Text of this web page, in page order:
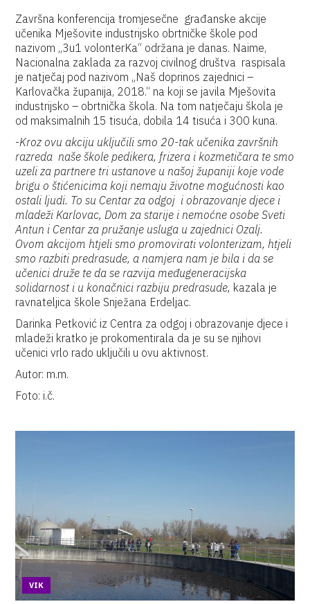
Završna konferencija tromjesečne građanske akcije
učenika Mješovite industrijsko obrtničke škole pod
nazivom „3u1 volonterKa“ održana je danas. Naime,
Nacionalna zaklada za razvoj civilnog društva raspisala
je natječaj pod nazivom „Naš doprinos zajednici –
Karlovačka županija, 2018.“ na koji se javila Mješovita
industrijsko – obrtnička škola. Na tom natječaju škola je
od maksimalnih 15 tisuća, dobila 14 tisuća i 300 kuna.
-Kroz ovu akciju uključili smo 20-tak učenika završnih
razreda naše škole pedikera, frizera i kozmetičara te smo
uzeli za partnere tri ustanove u našoj županiji koje vode
brigu o štićenicima koji nemaju životne mogućnosti kao
ostali ljudi. To su Centar za odgoj i obrazovanje djece i
mladeži Karlovac, Dom za starije i nemoćne osobe Sveti
Antun i Centar za pružanje usluga u zajednici Ozalj.
Ovom akcijom htjeli smo promovirati volonterizam, htjeli
smo razbiti predrasude, a namjera nam je bila i da se
učenici druže te da se razvija međugeneracijska
solidarnost i u konačnici razbiju predrasude, kazala je
ravnateljica škole Snježana Erdeljac.
Darinka Petković iz Centra za odgoj i obrazovanje djece i
mladeži kratko je prokomentirala da je su se njihovi
učenici vrlo rado uključili u ovu aktivnost.
Autor: m.m.
Foto: i.č.
VIK